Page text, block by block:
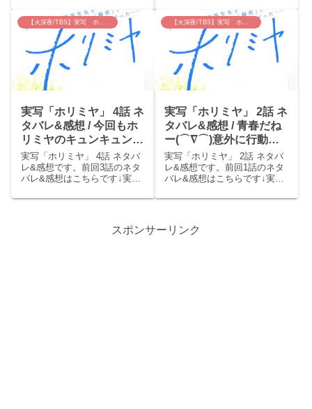
いm(__)m実写「ホリミヤ」 1
話 あらすじ学校で、髪もボ
サボサの暗い宮村(鈴鹿央士)
と、成績学年トップで人気者
の堀(久保田紗友)。...
宮村(鈴鹿央士)の元に、中学時
代の唯一の友達、進藤(井上祐
貴)が訪れる。堀(久保田紗友)
と宮村が一緒のところを見か
け、彼女かと...
【火深夜/TBS】実写 ホリミヤ
実写「ホリミヤ」 4話 ネ
タバレ&感想 / 今回もホ
リミヤのキュンキュン回
でした。石川の出番いつ
くるかな？？
実写「ホリミヤ」 4話 ネタバ
レ&感想です。前回3話のネタ
バレ&感想はこちらです↓実写
垢抜けた宮村(鈴鹿央士)にみん
む。遊びに来た進藤(井上祐貴)
【火深夜/TBS】実写 ホリミヤ
実写「ホリミヤ」 2話 ネ
タバレ&感想 / 青春だね
ー(⌒∇⌒)意外に行動的
な堀くんが良い！
実写「ホリミヤ」 2話 ネタバ
レ&感想です。前回1話のネタ
バレ&感想はこちらです↓実写
中学時代は1人孤立していた宮
(久保田紗友)たちと仲良くして
いた。堀は生徒会長の仙石(小
スポンサーリンク